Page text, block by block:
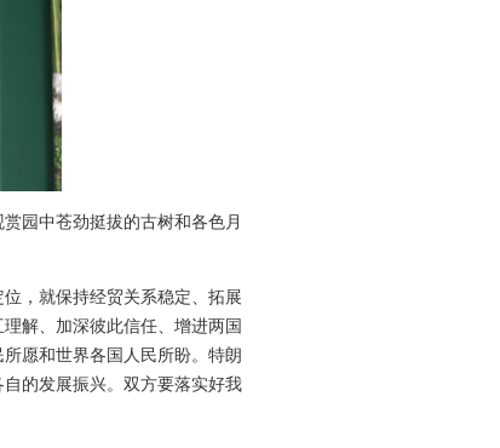
园中苍劲挺拔的古树和各色月
，就保持经贸关系稳定、拓展
解、加深彼此信任、增进两国
愿和世界各国人民所盼。特朗
的发展振兴。双方要落实好我